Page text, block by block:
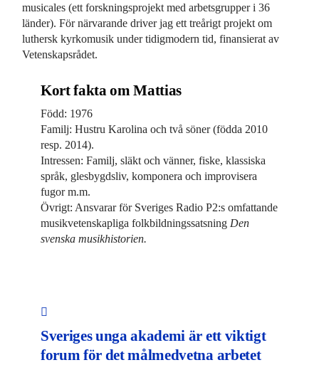
musicales (ett forskningsprojekt med arbetsgrupper i 36
länder). För närvarande driver jag ett treårigt projekt om
luthersk kyrkomusik under tidigmodern tid, finansierat av
Vetenskapsrådet.
Kort fakta om Mattias
Född: 1976
Familj: Hustru Karolina och två söner (födda 2010
resp. 2014).
Intressen: Familj, släkt och vänner, fiske, klassiska
språk, glesbygdsliv, komponera och improvisera
fugor m.m.
Övrigt: Ansvarar för Sveriges Radio P2:s omfattande
musikvetenskapliga folkbildningssatsning Den
svenska musikhistorien.
Sveriges unga akademi är ett viktigt
forum för det målmedvetna arbetet